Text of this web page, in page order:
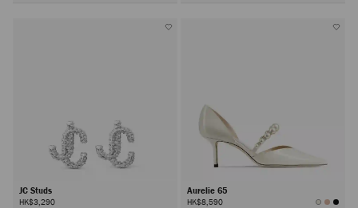
JC Studs
HK$3,290
Aurelie 65
HK$8,590